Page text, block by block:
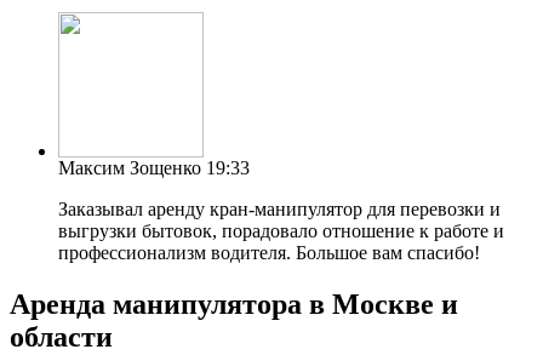
Максим Зощенко 19:33
Заказывал аренду кран-манипулятор для перевозки и
выгрузки бытовок, порадовало отношение к работе и
профессионализм водителя. Большое вам спасибо!
Аренда манипулятора в Москве и
области